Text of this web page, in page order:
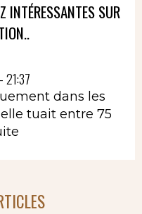
INTÉRESSANTES SUR
dans les
tuait entre 75